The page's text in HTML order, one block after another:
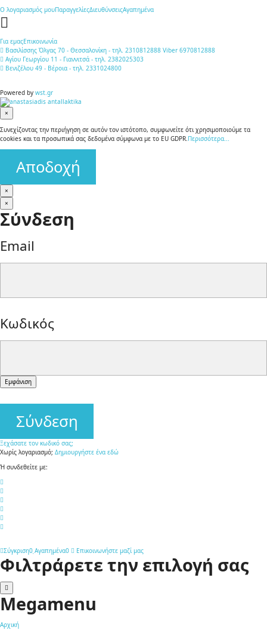
Ο λογαριασμός μουΠαραγγελίεςΔιευθύνσειςΑγαπημένα
Για εμαςΕπικοινωνία
Βασιλίσσης Όλγας 70 - Θεσσαλονίκη - τηλ. 2310812888 Viber 6970812888
Αγίου Γεωργίου 11 - Γιαννιτσά - τηλ. 2382025303
Βενιζέλου 49 - Βέροια - τηλ. 2331024800
Powered by wst.gr
×
Συνεχίζοντας την περιήγηση σε αυτόν τον ιστότοπο, συμφωνείτε ότι χρησιμοποιούμε τα
cookies και τα προσωπικά σας δεδομένα σύμφωνα με το EU GDPR.Περισσότερα...
Αποδοχή
×
×
Σύνδεση
Email
control
Κωδικός
form-
controll
Εμφάνιση
Σύνδεση
Ξεχάσατε τον κωδικό σας;
Χωρίς λογαριασμό; Δημιουργήστε ένα εδώ
Ή συνδεθείτε με:
Σύγκριση0 Αγαπημένα0 Επικοινωνήστε μαζί μας
Φιλτράρετε την επιλογή σας
Megamenu
Αρχική